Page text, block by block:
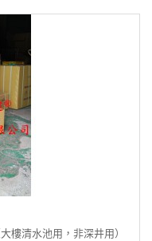
樓清水池用，非深井用）